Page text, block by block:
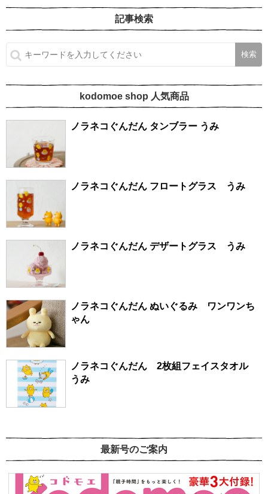
記事検索
kodomoe shop 人気商品
ノラネコぐんだん タンブラー うみ
ノラネコぐんだん フロートグラス うみ
ノラネコぐんだん デザートグラス うみ
ノラネコぐんだん ぬいぐるみ ワンワンち
ゃん
ノラネコぐんだん 2枚組フェイスタオル
うみ
最新号のご案内